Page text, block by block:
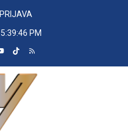
PRIJAVA
5:39:47 PM